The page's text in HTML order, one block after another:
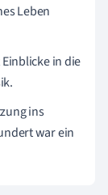
Leben
in die
ins
war ein